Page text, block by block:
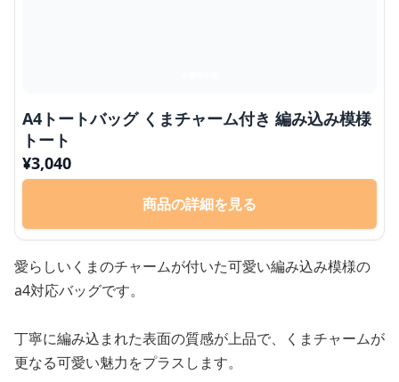
A4トートバッグ くまチャーム付き 編み込み模様
トート
¥3,040
商品の詳細を見る
愛らしいくまのチャームが付いた可愛い編み込み模様の
a4対応バッグです。
丁寧に編み込まれた表面の質感が上品で、くまチャームが
更なる可愛い魅力をプラスします。